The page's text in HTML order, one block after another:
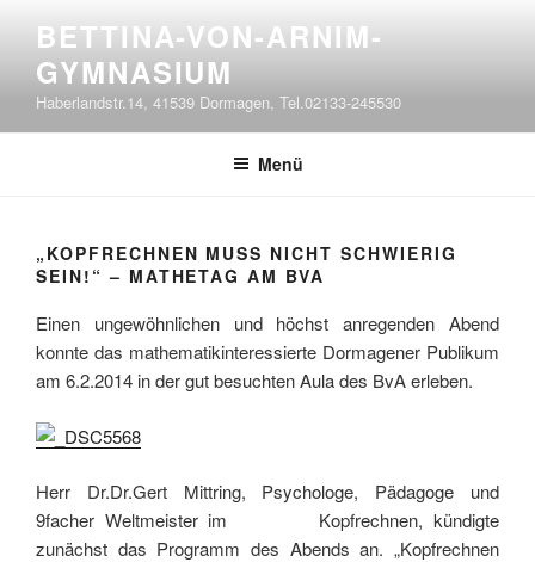
springen
BETTINA-VON-ARNIM-
GYMNASIUM
Haberlandstr.14, 41539 Dormagen, Tel.02133-245530
Menü
„KOPFRECHNEN MUSS NICHT SCHWIERIG
SEIN!“ – MATHETAG AM BVA
Einen ungewöhnlichen und höchst anregenden Abend
konnte das mathematikinteressierte Dormagener Publikum
am 6.2.2014 in der gut besuchten Aula des BvA erleben.
Herr Dr.Dr.Gert Mittring, Psychologe, Pädagoge und
9facher Weltmeister im Kopfrechnen, kündigte
zunächst das Programm des Abends an. „Kopfrechnen